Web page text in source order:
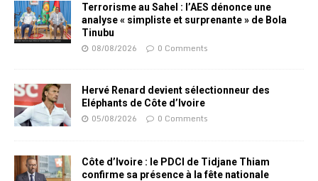
Terrorisme au Sahel : l’AES dénonce une
analyse « simpliste et surprenante » de Bola
Tinubu
08/08/2026 0 Comments
Hervé Renard devient sélectionneur des
Eléphants de Côte d’Ivoire
05/08/2026 0 Comments
Côte d’Ivoire : le PDCI de Tidjane Thiam
confirme sa présence à la fête nationale